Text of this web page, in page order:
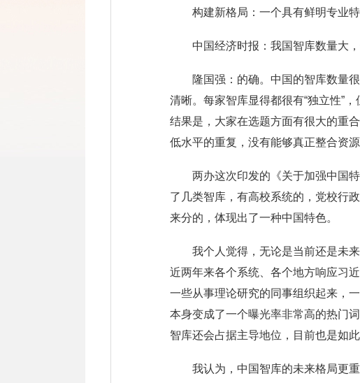
构建新格局：一个具有鲜明专业
中国经济时报：我国智库数量大
隆国强：的确。中国的智库数量
清晰。每家智库显得都很有“独立性”
结果是，大家在选题方面有很大的重
低水平的重复，没有能够真正整合资
两办这次印发的《关于加强中国
了几类智库，有高校系统的，党校行
来分的，体现出了一种中国特色。
我个人觉得，无论是当前还是未
近两年来各个系统、各个地方响应习
一些从事理论研究的同事组织起来，
本身变成了一个曝光率非常高的热门
智库还会占据主导地位，目前也是如
我认为，中国智库的未来格局更